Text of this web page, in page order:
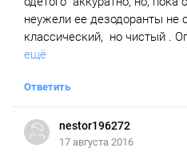
неужели ее дезодоранты не
классический, но чистый .
ещё
Ответить
nestor196272
17 августа 2016